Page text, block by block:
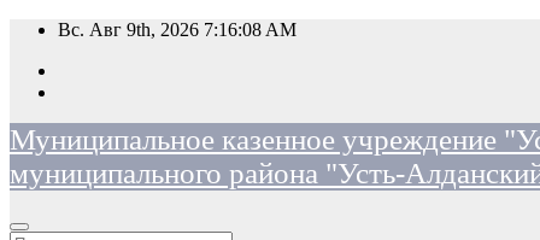
Перейти
содержимому
Вс. Авг 9th, 2026 7:16:09 AM
Муниципальное казенное учреждение
муниципального района "Усть-